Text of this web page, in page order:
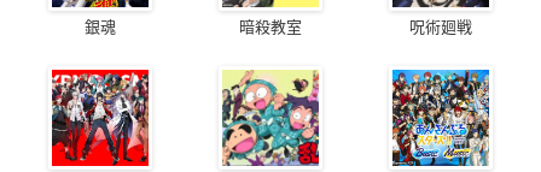
銀魂 暗殺教室 呪術廻戦